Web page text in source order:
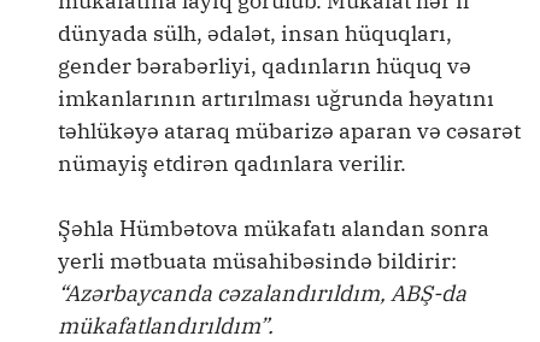
dünyada sülh, ədalət, insan hüquqları,
gender bərabərliyi, qadınların hüquq və
imkanlarının artırılması uğrunda həyatını
təhlükəyə ataraq mübarizə aparan və cəsarət
nümayiş etdirən qadınlara verilir.
Şəhla Hümbətova mükafatı alandan sonra
yerli mətbuata müsahibəsində bildirir:
“Azərbaycanda cəzalandırıldım, ABŞ-da
mükafatlandırıldım”.